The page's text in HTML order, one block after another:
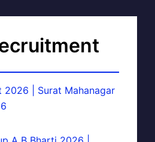
2026 | Surat Mahanagar